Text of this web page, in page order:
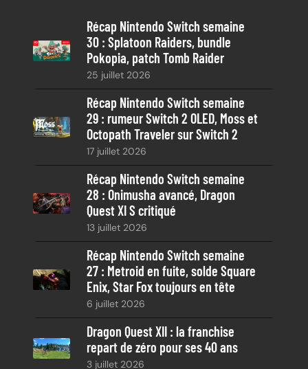
c
h
Récap Nintendo Switch semaine
30 : Splatoon Raiders, bundle
Pokopia, patch Tomb Raider
25 juillet 2026
Récap Nintendo Switch semaine
29 : rumeur Switch 2 OLED, Moss et
Octopath Traveler sur Switch 2
17 juillet 2026
Récap Nintendo Switch semaine
28 : Onimusha avancé, Dragon
Quest XI S critiqué
13 juillet 2026
Récap Nintendo Switch semaine
27 : Metroid en fuite, solde Square
Enix, Star Fox toujours en tête
6 juillet 2026
Dragon Quest XII : la franchise
repart de zéro pour ses 40 ans
3 juillet 2026